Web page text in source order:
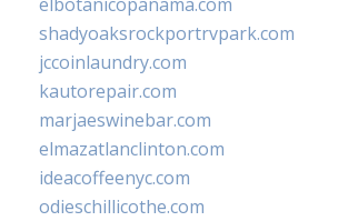
shadyoaksrockportrvpark.com
jccoinlaundry.com
kautorepair.com
marjaeswinebar.com
elmazatlanclinton.com
ideacoffeenyc.com
odieschillicothe.com